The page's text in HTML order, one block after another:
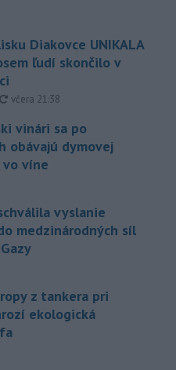
Diakovce UNIKALA
ľudí skončilo v
aktualizované
včera 21:38
vinári sa po
obávajú dymovej
víne
vyslanie
medzinárodných síl
z tankera pri
ekologická